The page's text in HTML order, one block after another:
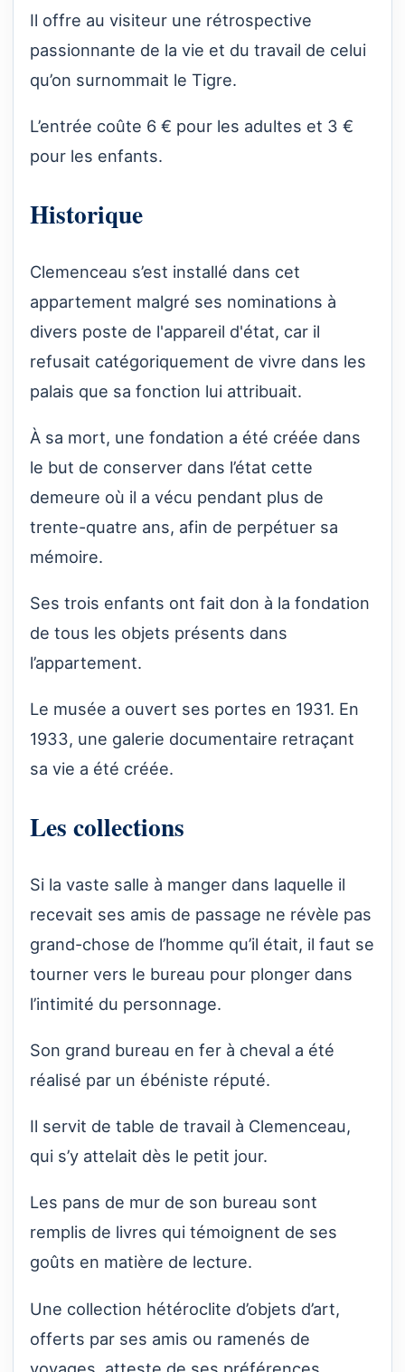
Il offre au visiteur une rétrospective
passionnante de la vie et du travail de celui
qu’on surnommait le Tigre.
L’entrée coûte 6 € pour les adultes et 3 €
pour les enfants.
Historique
Clemenceau s’est installé dans cet
appartement malgré ses nominations à
divers poste de l'appareil d'état, car il
refusait catégoriquement de vivre dans les
palais que sa fonction lui attribuait.
À sa mort, une fondation a été créée dans
le but de conserver dans l’état cette
demeure où il a vécu pendant plus de
trente-quatre ans, afin de perpétuer sa
mémoire.
Ses trois enfants ont fait don à la fondation
de tous les objets présents dans
l’appartement.
Le musée a ouvert ses portes en 1931. En
1933, une galerie documentaire retraçant
sa vie a été créée.
Les collections
Si la vaste salle à manger dans laquelle il
recevait ses amis de passage ne révèle pas
grand-chose de l’homme qu’il était, il faut se
tourner vers le bureau pour plonger dans
l’intimité du personnage.
Son grand bureau en fer à cheval a été
réalisé par un ébéniste réputé.
Il servit de table de travail à Clemenceau,
qui s’y attelait dès le petit jour.
Les pans de mur de son bureau sont
remplis de livres qui témoignent de ses
goûts en matière de lecture.
Une collection hétéroclite d’objets d’art,
offerts par ses amis ou ramenés de